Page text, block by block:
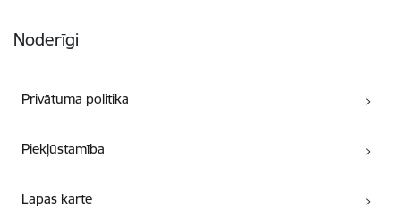
Noderīgi
Privātuma politika
Piekļūstamība
Lapas karte